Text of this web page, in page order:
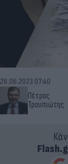
Πέτρος
Τρουπιώτης
26.06.2023 07:40